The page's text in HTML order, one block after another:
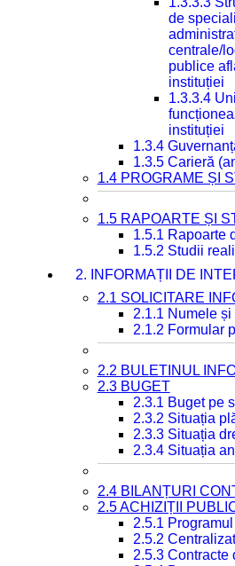
de
centrale/
publice
instituției
1.3.3.4
instituției
1.3.4
1.3.5 Carieră
1.4 PROGRAME ȘI
1.5 RAPOARTE ȘI
1.5.1 Rapoarte
1.5.2 Studii
2. INFORMAȚII DE
2.1 SOLICITARE
2.1.1 Numele
2.1.2 Formular
2.2 BULETINUL
2.3 BUGET
2.3.1 Buget pe
2.3.2 Situația
2.3.3 Situația
2.3.4 Situația
2.4 BILANȚURI
2.5 ACHIZIȚII
2.5.1
2.5.2
2.5.3 Contracte